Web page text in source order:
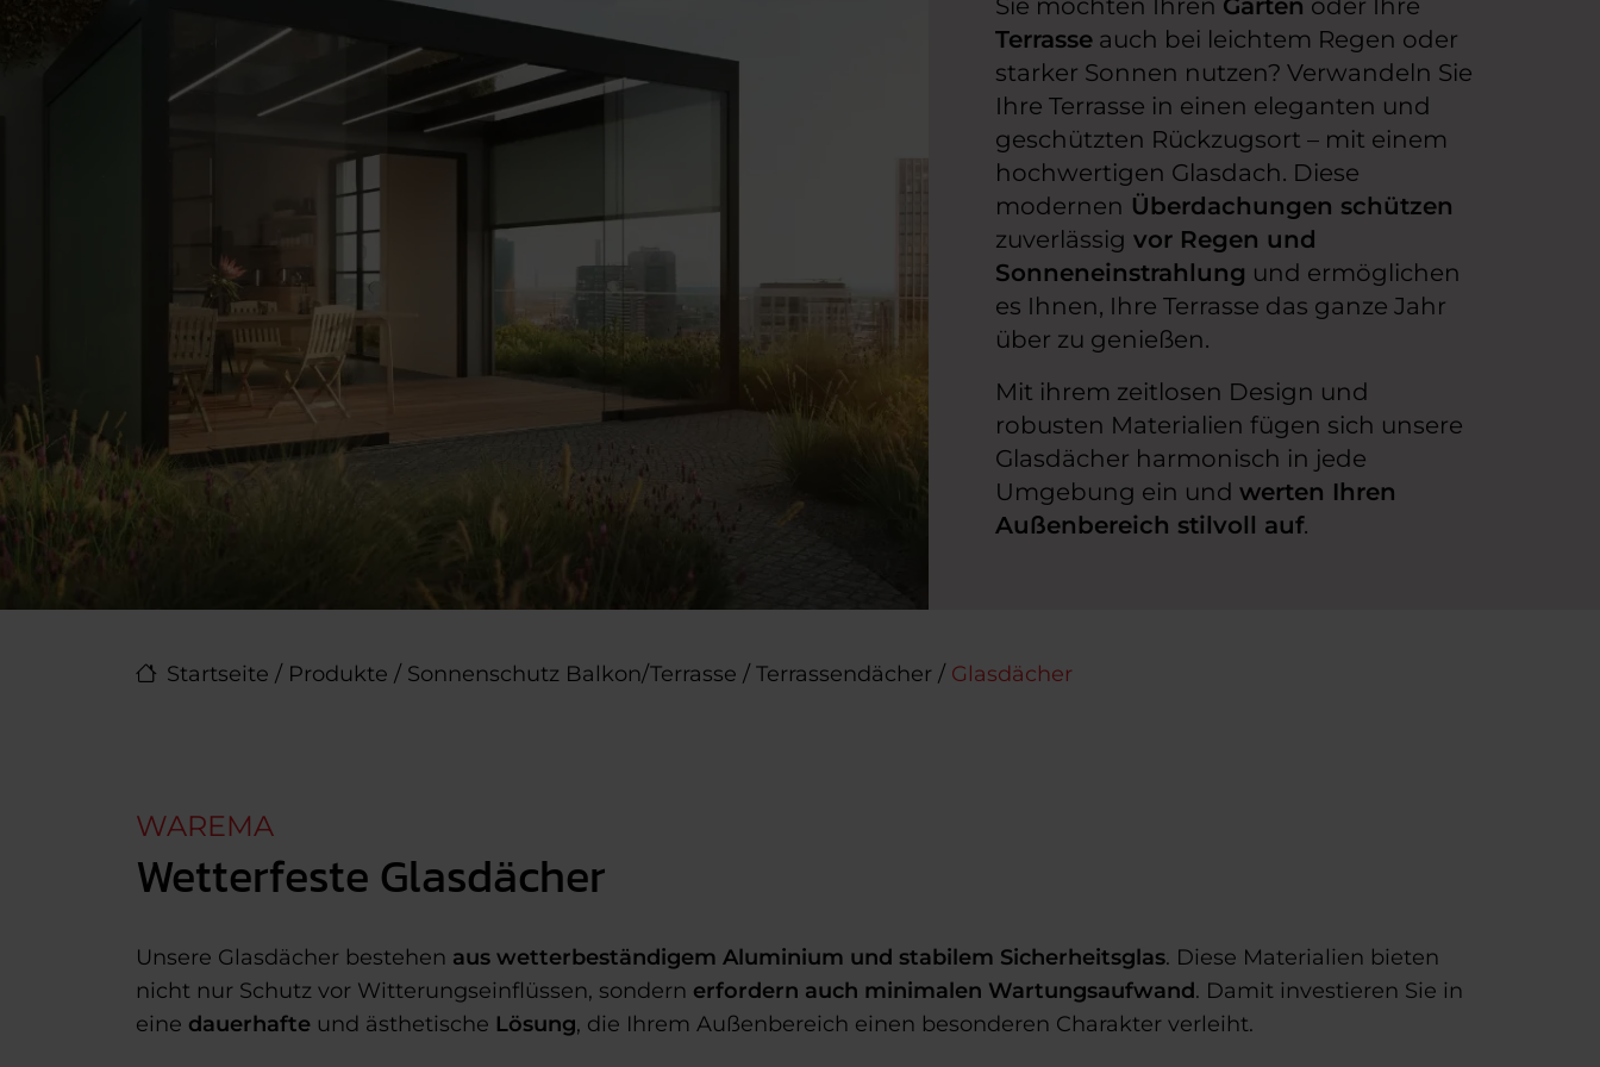
Startseite / Produkte / Sonnenschutz Balkon/Terrasse / Terrassendächer / Glasdächer
Sie möchten Ihren Garten oder Ihre
Terrasseauch bei leichtem Regen oder
starker Sonnen nutzen? Verwandeln Sie
Ihre Terrasse in einen eleganten und
geschützten Rückzugsort – mit einem
hochwertigen Glasdach. Diese
modernen Überdachungen schützen
zuverlässig vor Regen und
Sonneneinstrahlung und ermöglichen
es Ihnen, Ihre Terrasse das ganze Jahr
über zu genießen.
Mit ihrem zeitlosen Design und
robusten Materialien fügen sich unsere
Glasdächer harmonisch in jede
Umgebung ein und werten Ihren
Außenbereich stilvoll auf.
WAREMA
Wetterfeste Glasdächer
Unsere Glasdächer bestehen aus wetterbeständigem Aluminium und stabilem Sicherheitsglas. Diese Materialien bieten
nicht nur Schutz vor Witterungseinflüssen, sondern erfordern auch minimalen Wartungsaufwand. Damit investieren Sie in
eine dauerhafte und ästhetische Lösung, die Ihrem Außenbereich einen besonderen Charakter verleiht.